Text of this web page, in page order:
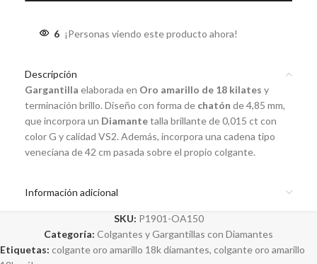
6 ¡Personas viendo este producto ahora!
Descripción
Gargantilla elaborada en Oro amarillo de 18 kilates y
terminación brillo. Diseño con forma de chatón de 4,85 mm,
que incorpora un Diamantetalla brillante de 0,015 ct con
color G y calidad VS2. Además, incorpora una cadena tipo
veneciana de 42 cm pasada sobre el propio colgante.
Información adicional
SKU: P1901-OA150
Categoría: Colgantes y Gargantillas con Diamantes
Etiquetas: colgante oro amarillo 18k diamantes, colgante oro amarillo